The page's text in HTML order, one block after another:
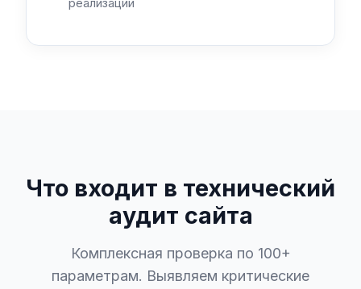
Что входит в технический
аудит сайта
Комплексная проверка по 100+
параметрам. Выявляем критические